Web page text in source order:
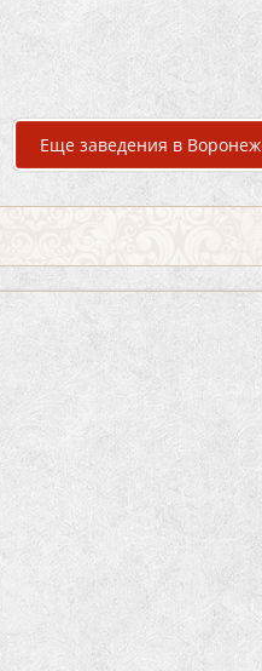
Еще заведения в